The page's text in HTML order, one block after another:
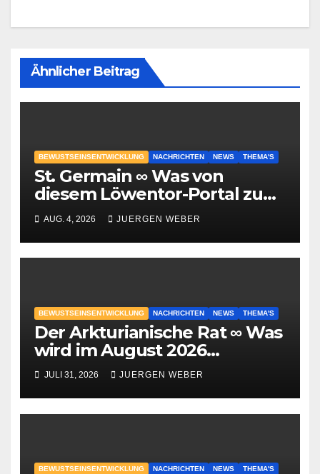
Ähnlicher Beitrag
BEWUSTSEINSENTWICKLUNG NACHRICHTEN NEWS THEMA'S
St. Germain ∞ Was von
diesem Löwentor-Portal zu
erwarten ist
AUG. 4, 2026 JUERGEN WEBER
BEWUSTSEINSENTWICKLUNG NACHRICHTEN NEWS THEMA'S
Der Arkturianische Rat ∞ Was
wird im August 2026
geschehen?
JULI 31, 2026 JUERGEN WEBER
BEWUSTSEINSENTWICKLUNG NACHRICHTEN NEWS THEMA'S